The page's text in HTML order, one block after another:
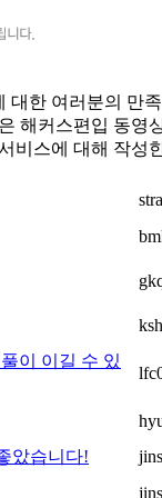
한 여러분의 만
해커스편입 동영
스에 대해 작성
이 이길 수 있
았습니다!